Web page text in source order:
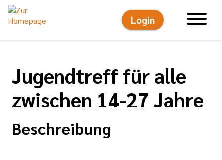
Login
Jugendtreff für alle
zwischen 14-27 Jahre
Beschreibung